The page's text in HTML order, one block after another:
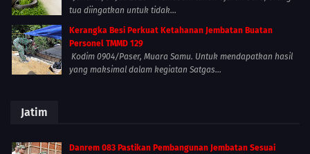
tua diingatkan untuk tidak...
Kerangka Besi Perkuat Ketahanan Jembatan Buatan
Personel TMMD 129
Kodim 0904/Paser, Muara Samu. Untuk mendapatkan hasil
yang maksimal dalam kegiatan Satgas...
Jatim
Danrem 083 Pastikan Pembangunan Jembatan Sesuai